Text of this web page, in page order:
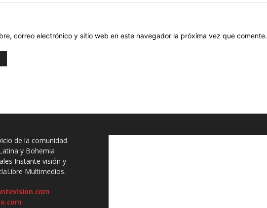
correo electrónico y sitio web en este navegador la próxima vez que comente.
de la comunidad
y Bohemia
Instante visión y
Multimedios.